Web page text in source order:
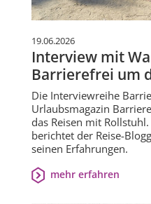
19.06.2026
Interview mit
Barrierefrei um
Die Interviewreihe
Urlaubsmagazin
das Reisen mit
berichtet der Reise-
seinen Erfahrungen.
mehr erfahren